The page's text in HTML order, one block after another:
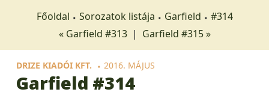
Főoldal Sorozatok listája Garfield
#314
« Garfield #313 | Garfield #315 »
DRIZE KIADÓI KFT. 2016. MÁJUS
Garfield #314